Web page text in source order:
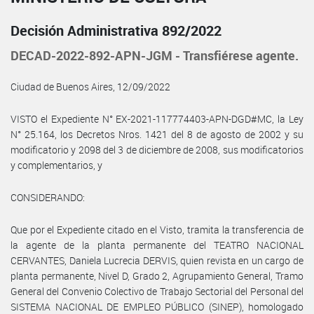
Decisión Administrativa 892/2022
DECAD-2022-892-APN-JGM - Transfiérese agente.
Ciudad de Buenos Aires, 12/09/2022
VISTO el Expediente N° EX-2021-117774403-APN-DGD#MC, la Ley
N° 25.164, los Decretos Nros. 1421 del 8 de agosto de 2002 y su
modificatorio y 2098 del 3 de diciembre de 2008, sus modificatorios
y complementarios, y
CONSIDERANDO:
Que por el Expediente citado en el Visto, tramita la transferencia de
la agente de la planta permanente del TEATRO NACIONAL
CERVANTES, Daniela Lucrecia DERVIS, quien revista en un cargo de
planta permanente, Nivel D, Grado 2, Agrupamiento General, Tramo
General del Convenio Colectivo de Trabajo Sectorial del Personal del
SISTEMA NACIONAL DE EMPLEO PÚBLICO (SINEP), homologado